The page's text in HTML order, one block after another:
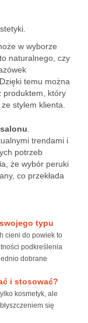
w wyborze
naturalnego, czy
temu można
produktem, który
stylem klienta.
trendami i
potrzeb
że wybór peruki
co przekłada
typu
cieni do powiek to
podkreślenia
dobrane
i stosować?
kosmetyk, ale
się